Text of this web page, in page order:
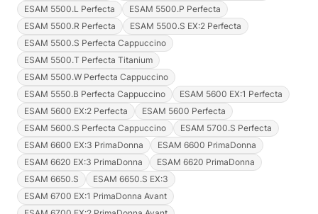
ESAM 5500.L Perfecta
ESAM 5500.P Perfecta
ESAM 5500.R Perfecta
ESAM 5500.S EX:2 Perfecta
ESAM 5500.S Perfecta Cappuccino
ESAM 5500.T Perfecta Titanium
ESAM 5500.W Perfecta Cappuccino
ESAM 5550.B Perfecta Cappuccino
ESAM 5600 EX:1 Perfecta
ESAM 5600 EX:2 Perfecta
ESAM 5600 Perfecta
ESAM 5600.S Perfecta Cappuccino
ESAM 5700.S Perfecta
ESAM 6600 EX:3 PrimaDonna
ESAM 6600 PrimaDonna
ESAM 6620 EX:3 PrimaDonna
ESAM 6620 PrimaDonna
ESAM 6650.S
ESAM 6650.S EX:3
ESAM 6700 EX:1 PrimaDonna Avant